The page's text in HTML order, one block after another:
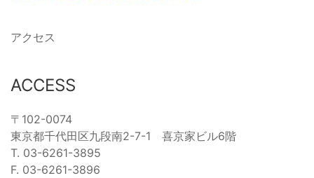
アクセス
ACCESS
〒102-0074
東京都千代田区九段南2-7-1 喜京家ビル6階
T. 03-6261-3895
F. 03-6261-3896